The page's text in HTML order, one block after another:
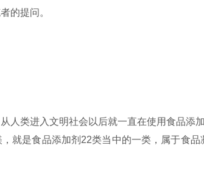
的提问。
类进入文明社会以后就一直在使用食品添
就是食品添加剂22类当中的一类，属于食